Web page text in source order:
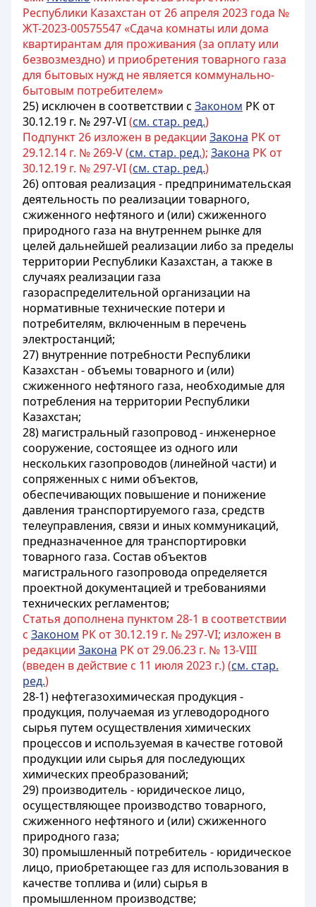
Республики Казахстан от 26 апреля 2023 года №
ЖТ-2023-00575547 «Сдача комнаты или дома
квартирантам для проживания (за оплату или
безвозмездно) и приобретения товарного газа
для бытовых нужд не является коммунально-
бытовым потребителем»
25) исключен в соответствии с Законом РК от
30.12.19 г. № 297-VI(см. стар. ред.)
Подпункт 26 изложен в редакции Закона РК от
29.12.14 г. № 269-V (см. стар. ред.); Закона РК от
30.12.19 г. № 297-VI (см. стар. ред.)
26) оптовая реализация - предпринимательская
деятельность по реализации товарного,
сжиженного нефтяного и (или) сжиженного
природного газа на внутреннем рынке для
целей дальнейшей реализации либо за пределы
территории Республики Казахстан, а также в
случаях реализации газа
газораспределительной организации на
нормативные технические потери и
потребителям, включенным в перечень
электростанций;
27) внутренние потребности Республики
Казахстан - объемы товарного и (или)
сжиженного нефтяного газа, необходимые для
потребления на территории Республики
Казахстан;
28) магистральный газопровод - инженерное
сооружение, состоящее из одного или
нескольких газопроводов (линейной части) и
сопряженных с ними объектов,
обеспечивающих повышение и понижение
давления транспортируемого газа, средств
телеуправления, связи и иных коммуникаций,
предназначенное для транспортировки
товарного газа. Состав объектов
магистрального газопровода определяется
проектной документацией и требованиями
технических регламентов;
Статья дополнена пунктом 28-1 в соответствии
с Законом РК от 30.12.19 г. № 297-VI; изложен в
редакции Закона РК от 29.06.23 г. № 13-VIII
(введен в действие с 11 июля 2023 г.) (см. стар.
ред.)
28-1) нефтегазохимическая продукция -
продукция, получаемая из углеводородного
сырья путем осуществления химических
процессов и используемая в качестве готовой
продукции или сырья для последующих
химических преобразований;
29) производитель - юридическое лицо,
осуществляющее производство товарного,
сжиженного нефтяного и (или) сжиженного
природного газа;
30) промышленный потребитель - юридическое
лицо, приобретающее газ для использования в
качестве топлива и (или) сырья в
промышленном производстве;